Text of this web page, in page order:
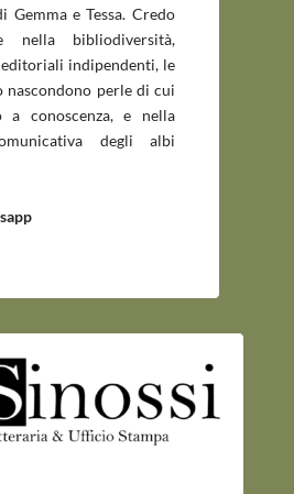
Gemma e Tessa. Credo
nella bibliodiversità,
indipendenti, le
nascondono perle di cui
a conoscenza, e nella
degli albi